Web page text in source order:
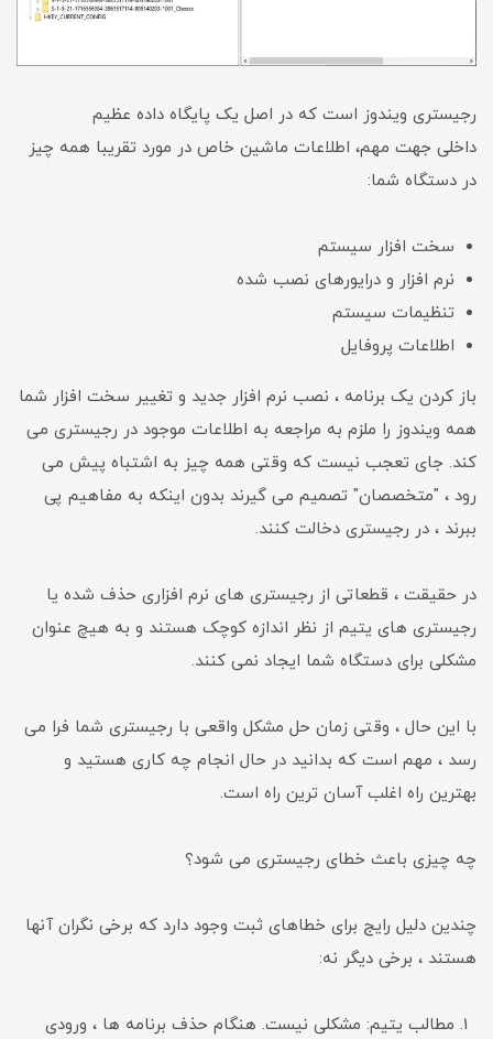
رجیستری ویندوز است که در اصل یک پایگاه داده عظیم
داخلی جهت مهم، اطلاعات ماشین خاص در مورد تقریبا همه چیز
در دستگاه شما:
سخت افزار سیستم
نرم افزار و درایورهای نصب شده
تنظیمات سیستم
اطلاعات پروفایل
باز کردن یک برنامه ، نصب نرم افزار جدید و تغییر سخت افزار شما
همه ویندوز را ملزم به مراجعه به اطلاعات موجود در رجیستری می
کند. جای تعجب نیست که وقتی همه چیز به اشتباه پیش می
رود ، "متخصصان" تصمیم می گیرند بدون اینکه به مفاهیم پی
ببرند ، در رجیستری دخالت کنند.
در حقیقت ، قطعاتی از رجیستری های نرم افزاری حذف شده یا
رجیستری های یتیم از نظر اندازه کوچک هستند و به هیچ عنوان
مشکلی برای دستگاه شما ایجاد نمی کنند.
با این حال ، وقتی زمان حل مشکل واقعی با رجیستری شما فرا می
رسد ، مهم است که بدانید در حال انجام چه کاری هستید و
بهترین راه اغلب آسان ترین راه است.
چه چیزی باعث خطای رجیستری می شود؟
چندین دلیل رایج برای خطاهای ثبت وجود دارد که برخی نگران آنها
هستند ، برخی دیگر نه:
مطالب یتیم: مشکلی نیست. هنگام حذف برنامه ها ، ورودی